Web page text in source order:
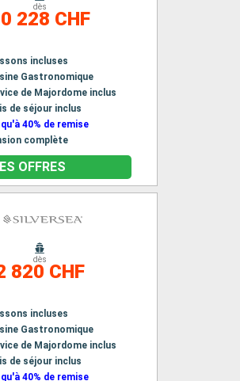
dès
228 CHF
incluses
Gastronomique
de Majordome inclus
de séjour inclus
40% de remise
complète
OFFRES
dès
820 CHF
incluses
Gastronomique
de Majordome inclus
de séjour inclus
40% de remise